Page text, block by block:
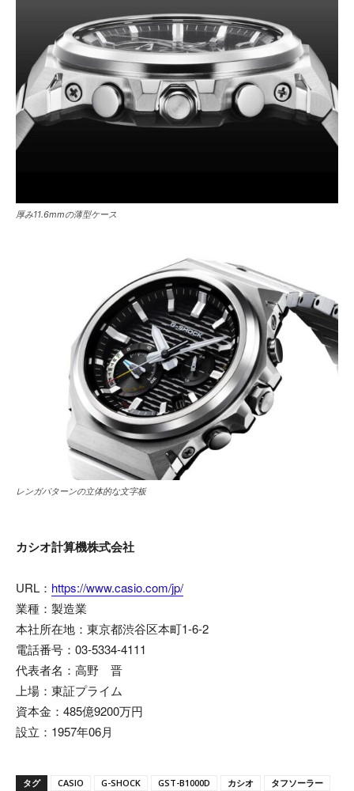
厚み11.6mmの薄型ケース
レンガパターンの立体的な文字板
カシオ計算機株式会社
URL： https://www.casio.com/jp/
業種：製造業
本社所在地：東京都渋谷区本町1-6-2
電話番号：03-5334-4111
代表者名：高野 晋
上場：東証プライム
資本金：485億9200万円
設立：1957年06月
タグ CASIO G-SHOCK GST-B1000D カシオ タフソーラー